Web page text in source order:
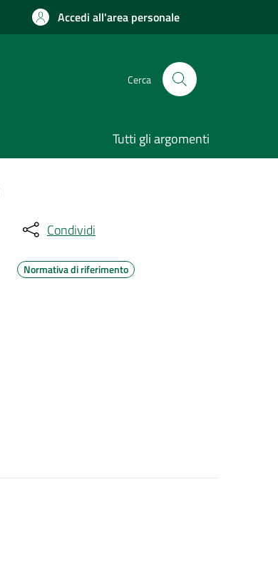
Accedi all'area personale
Cerca
Tutti gli argomenti
Condividi
Normativa di riferimento